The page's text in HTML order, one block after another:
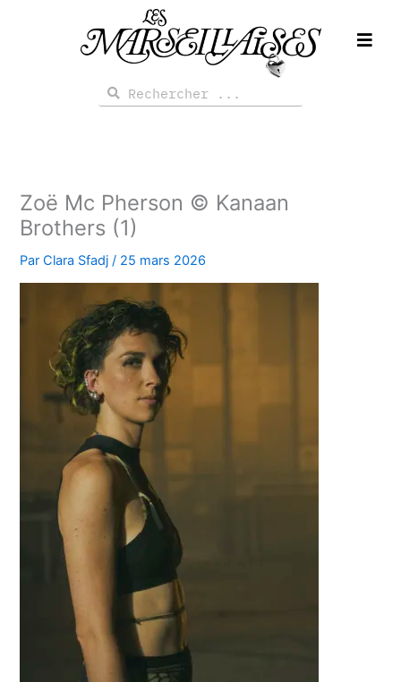
Rechercher
Rechercher
Zoë Mc Pherson © Kanaan
Brothers (1)
ParClara Sfadj / 25 mars 2026